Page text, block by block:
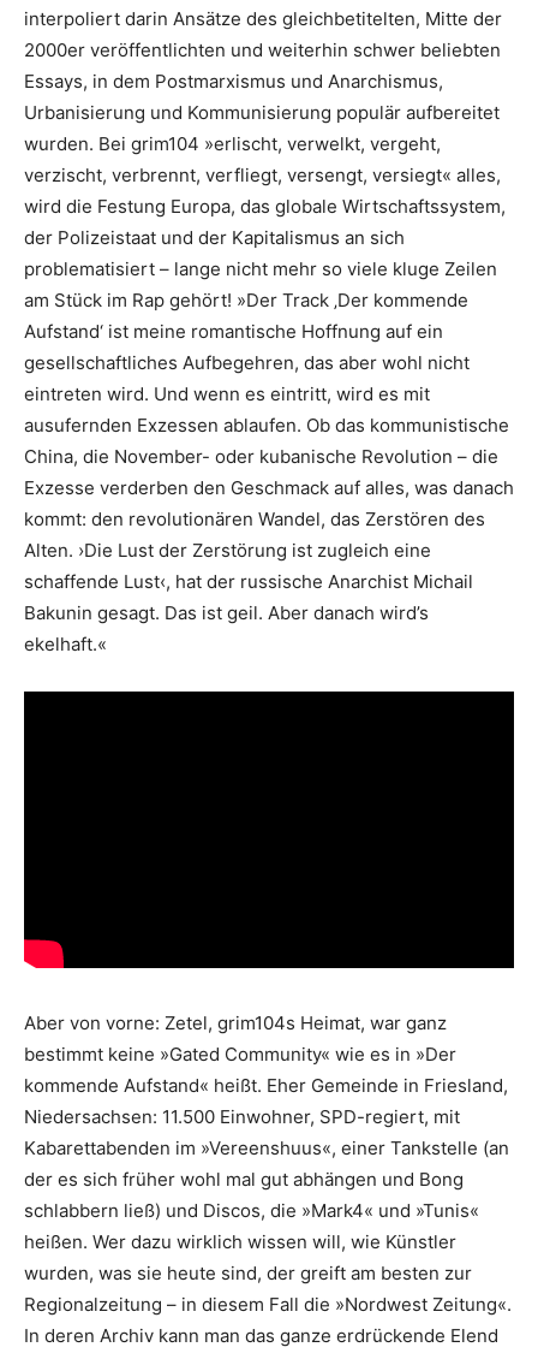
interpoliert darin Ansätze des gleichbetitelten, Mitte der
2000er ­veröffentlichten und weiterhin schwer beliebten
Essays, in dem Post­marxismus und Anarchismus,
Urbanisierung und Kommunisierung populär aufbereitet
wurden. Bei grim104 »erlischt, verwelkt, vergeht,
verzischt, verbrennt, verfliegt, versengt, versiegt« alles,
wird die Festung Europa, das globale Wirtschaftssystem,
der Polizeistaat und der Kapitalismus an sich
problematisiert – lange nicht mehr so viele kluge Zeilen
am Stück im Rap gehört! »Der Track ‚Der kommende
Aufstand‘ ist meine romantische Hoffnung auf ein
gesellschaftliches Aufbegehren, das aber wohl nicht
eintreten wird. Und wenn es eintritt, wird es mit
ausufernden Exzessen ablaufen. Ob das kommunistische
China, die November- oder kubanische Revolution – die
Exzesse verderben den Geschmack auf alles, was danach
kommt: den revolutionären Wandel, das Zerstören des
Alten. ›Die Lust der Zerstörung ist zugleich eine
schaffende Lust‹, hat der russische Anarchist Michail
Bakunin gesagt. Das ist geil. Aber danach wird’s
ekelhaft.«
Aber von vorne: Zetel, grim104s ­Heimat, war ganz
bestimmt keine »Gated ­Community« wie es in »Der
kommende Aufstand« heißt. Eher Gemeinde in ­Friesland,
Nieder­sachsen: 11.500 Ein­wohner, SPD-regiert, mit
Kabarettabenden im »Vereenshuus«, einer Tankstelle (an
der es sich früher wohl mal gut abhängen und Bong
schlabbern ließ) und Discos, die »Mark4« und »Tunis«
heißen. Wer dazu wirklich wissen will, wie Künstler
wurden, was sie heute sind, der greift am besten zur
Regionalzeitung – in diesem Fall die »Nordwest Zeitung«.
In deren Archiv kann man das ganze erdrückende Elend